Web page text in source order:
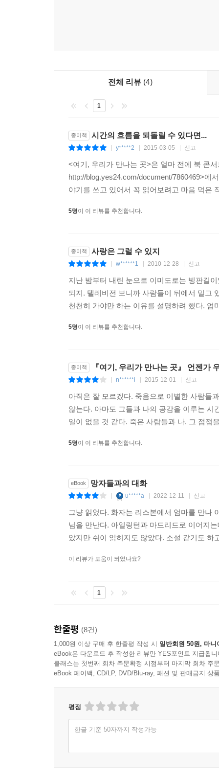
전체 리뷰 (4)
1
종이책 시간의 흐름을 되돌릴 수 있다면...
y*****2 2015-03-05 신고
<여기, 우리가 만나는 곳>은 얼마 전에 북 콘
http://blog.yes24.com/document/7860469>에
야기를 쓰고 있어서 꼭 읽어보려고 마음 먹은
5명이 이 리뷰를 추천합니다.
종이책 사랑은 그럴 수 있지
w******1 2010-12-28 신고
지난 밤부터 내린 눈으로 이미도로는 빙판길
되지. 텔레비전 보니까 사람들이 뒤에서 밀고
천천히 가야만 하는 이유를 설명하려 했다.
5명이 이 리뷰를 추천합니다.
종이책 『여기, 우리가 만나는 곳』 언젠가
n******i 2015-12-01 신고
아직은 잘 모르겠다. 죽음으로 이별한 사람들
않는다. 아마도 그들과 나의 공감을 이루는
일이 없을 것 같다. 죽은 사람들과 나. 그 접점
5명이 이 리뷰를 추천합니다.
eBook 망자들과의 대화
u*****a 2022-12-11 신고
그냥 읽었다. 화자는 리스본에서 엄마를 만나
님을 만난다. 아일링턴과 마드리드로 이어지
았지만 쉬이 읽히지도 않았다. 소설 같기도
이 리뷰가 도움이 되었나요?
1
한줄평 (8건)
1,000원 이상 구매 후 한줄평 작성 시 일반회원 50원, 마니
eBook은 다운로드 후 작성한 리뷰만 YES포인트 지급됩니
클래스는 첫번째 회차 주문확정 시점부터 마지막 회차 주
eBook 페이백, CD/LP, DVD/Blu-ray, 패션 및 판매금지 상
평점
한글 기준 50자까지 작성가능